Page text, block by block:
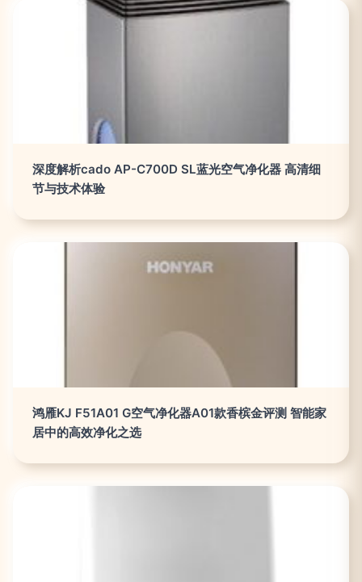
深度解析cado AP-C700D SL蓝光空气净化器 高清细
节与技术体验
鸿雁KJ F51A01 G空气净化器A01款香槟金评测 智能家
居中的高效净化之选